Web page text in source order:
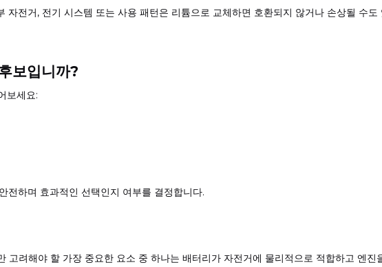
자전거, 전기 시스템 또는 사용 패턴은 리튬으로 교체하면 호환되지 않거나 손상될 수
보입니까?
보세요:
전하며 효과적인 선택인지 여부를 결정합니다.
고려해야 할 가장 중요한 요소 중 하나는 배터리가 자전거에 물리적으로 적합하고 엔